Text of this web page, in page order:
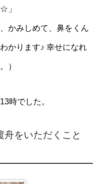
」
かみしめて、鼻をくん
かります♪ 幸せになれ
）
時でした。
をいただくこと